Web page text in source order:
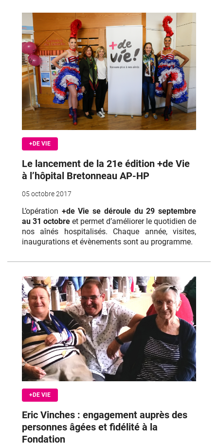
+DE VIE
Le lancement de la 21e édition +de Vie
à l’hôpital Bretonneau AP-HP
05 octobre 2017
L’opération +de Vie se déroule du 29 septembre
au 31 octobre et permet d’améliorer le quotidien de
nos aînés hospitalisés. Chaque année, visites,
inaugurations et évènements sont au programme.
+DE VIE
Eric Vinches : engagement auprès des
personnes âgées et fidélité à la
Fondation